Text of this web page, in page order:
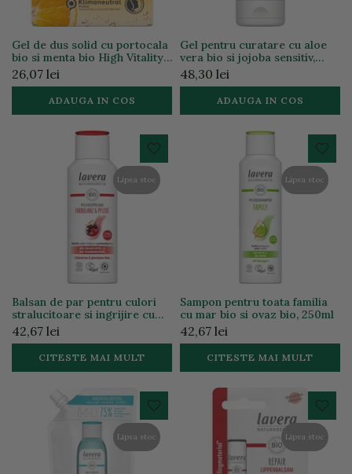
Gel de dus solid cu portocala
bio si menta bio High Vitality,
50g
26,07 lei
ADAUGA IN COS
Gel pentru curatare cu aloe
vera bio si jojoba sensitiv,
125ml
48,30 lei
ADAUGA IN COS
Lipsa stoc
Balsan de par pentru culori
stralucitoare si ingrijire cu
rodie bio, 200ml
42,67 lei
CITESTE MAI MULT
Lipsa stoc
Sampon pentru toata familia
cu mar bio si ovaz bio, 250ml
42,67 lei
CITESTE MAI MULT
Lipsa stoc Lipsa stoc